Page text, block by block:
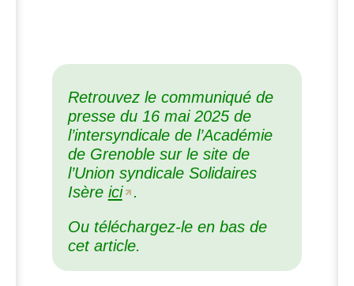
Retrouvez le communiqué de
presse du 16 mai 2025 de
l’intersyndicale de l’Académie
de Grenoble sur le site de
l’Union syndicale Solidaires
Isère ici
.
Ou téléchargez-le en bas de
cet article.